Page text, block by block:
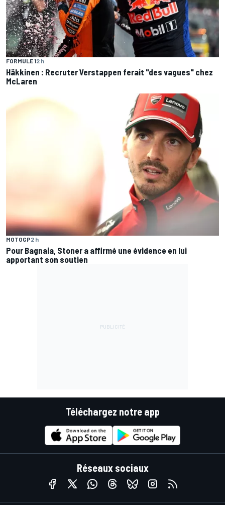
FORMULE 12 h
Häkkinen : Recruter Verstappen ferait "des vagues" chez
McLaren
MOTOGP2 h
Pour Bagnaia, Stoner a affirmé une évidence en lui
apportant son soutien
Téléchargez notre app
Réseaux sociaux